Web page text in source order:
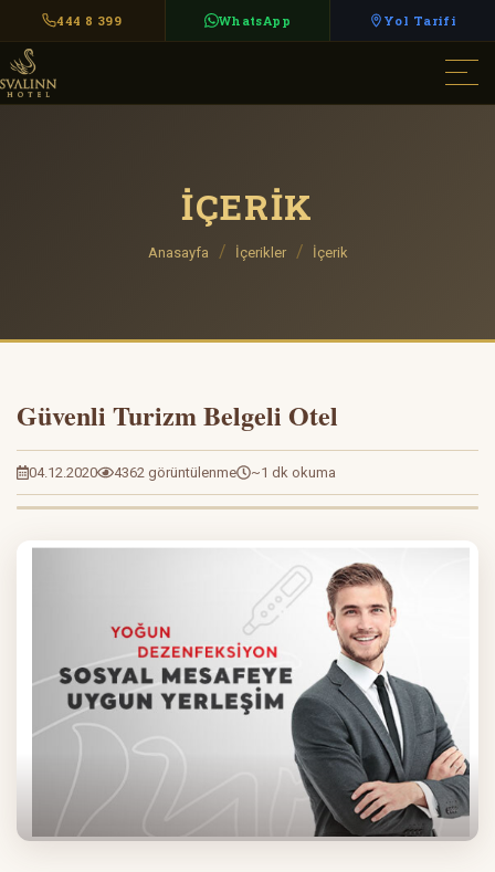
444 8 399 WhatsApp Yol Tarifi
İÇERIK
Anasayfa İçerikler İçerik
Güvenli Turizm Belgeli Otel
04.12.2020 4362 görüntülenme ~1 dk okuma